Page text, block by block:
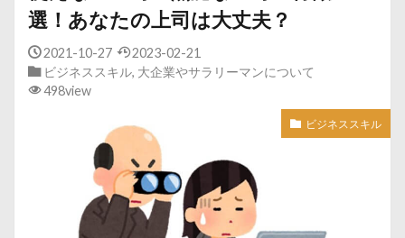
選！あなたの上司は大丈夫？
2021-10-27
2023-02-21
ビジネススキル, 大企業やサラリーマンについて
498view
ビジネススキル